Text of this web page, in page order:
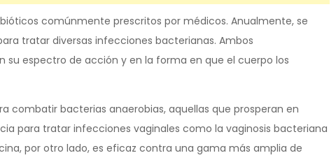
comúnmente prescritos por médicos. Anualmente, se
tratar diversas infecciones bacterianas. Ambos
espectro de acción y en la forma en que el cuerpo los
combatir bacterias anaerobias, aquellas que prosperan en
para tratar infecciones vaginales como la vaginosis bacteriana
por otro lado, es eficaz contra una gama más amplia de